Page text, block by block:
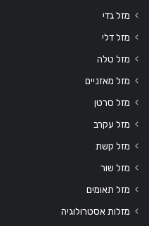
מזל גדי
מזל דלי
מזל טלה
מזל מאזניים
מזל סרטן
מזל עקרב
מזל קשת
מזל שור
מזל תאומים
מזלות אסטרולוגיה